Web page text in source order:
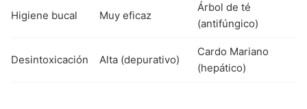
Higiene bucal Muy eficaz
Árbol de té
(antifúngico)
Desintoxicación Alta (depurativo)
Cardo Mariano
(hepático)